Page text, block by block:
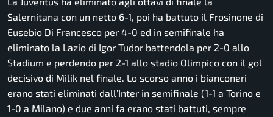
Salernitana con un netto 6-1, poi ha battuto il Frosinone di
Eusebio Di Francesco per 4-0 ed in semifinale ha
eliminato la Lazio di Igor Tudor battendola per 2-0 allo
Stadium e perdendo per 2-1 allo stadio Olimpico con il gol
decisivo di Milik nel finale. Lo scorso anno i bianconeri
erano stati eliminati dall’Inter in semifinale (1-1 a Torino e
1-0 a Milano) e due anni fa erano stati battuti, sempre